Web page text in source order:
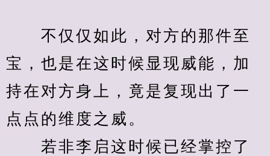
不仅仅如此，对方的那件至
宝，也是在这时候显现威能，加
持在对方身上，竟是复现出了一
点点的维度之威。
若非李启这时候已经掌控了